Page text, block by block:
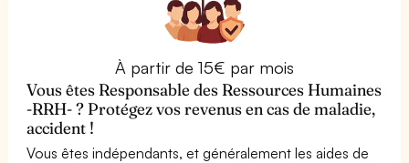
À partir de 15€ par mois
Vous êtes Responsable des Ressources Humaines
-RRH- ? Protégez vos revenus en cas de maladie,
accident !
Vous êtes indépendants, et généralement les aides de